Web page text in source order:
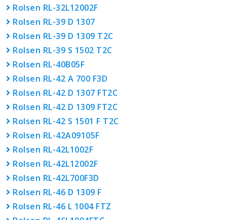
Rolsen RL-32L12002F
Rolsen RL-39 D 1307
Rolsen RL-39 D 1309 T2C
Rolsen RL-39 S 1502 T2C
Rolsen RL-40B05F
Rolsen RL-42 A 700 F3D
Rolsen RL-42 D 1307 FT2C
Rolsen RL-42 D 1309 FT2C
Rolsen RL-42 S 1501 F T2C
Rolsen RL-42A09105F
Rolsen RL-42L1002F
Rolsen RL-42L12002F
Rolsen RL-42L700F3D
Rolsen RL-46 D 1309 F
Rolsen RL-46 L 1004 FTZ